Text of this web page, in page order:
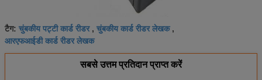
टैग: चुंबकीय पट्टी कार्ड रीडर, चुंबकीय कार्ड रीडर लेखक,
आरएफआईडी कार्ड रीडर लेखक
सबसे उत्तम प्रतिदान प्राप्त करें